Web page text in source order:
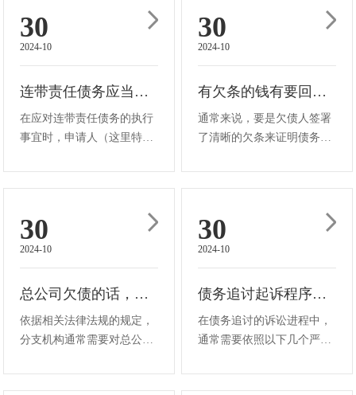
务的所有相关证明资料，比
如详细记录付款过程的收
据，以作日后之用。接着，
尝试和其他连···
时效为同样的三年。当保险
公司承担了赔偿责任之后，
其对前一位债务责任人进行
追偿时，必须···
30
2024-10
连带责任债务应当如何执行
在应对连带责任债务的执行
事宜时，申请人（这里特指
规定向任何一个连带责任人
接到债权人关于这类事项的
申诉并对相关案件进行认真
审查后，有可能根据实际情
况采用相···
30
2024-10
有欠条的钱有要回来的可能吗
通常来说，要是欠债人签署
了清晰的欠条来证明债务关
可能性还是比较大的。但
响因素，例如欠条是否严格
遵循法律规定并具备法律效
力、是否已经超过了法定的
诉讼时效以···
30
2024-10
总公司欠债的话，分公司有还款义务吗
依据相关法律法规的规定，
分支机构通常需要对总公司
任。这是由于，虽然分支机
30
2024-10
债务追讨起诉程序的流程是怎样的
在债务追讨的诉讼进程中，
通常需要依照以下几个严格
做好充足的准备工作，编写